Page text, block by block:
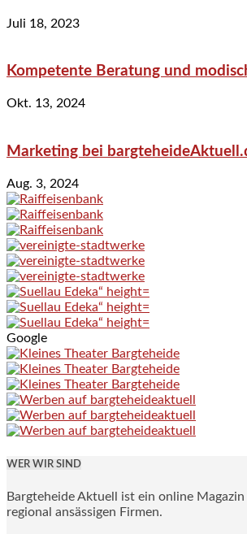
Juli 18, 2023
Kompetente Beratung und
Okt. 13, 2024
Marketing bei
Aug. 3, 2024
Google
WER WIR SIND
Bargteheide Aktuell ist ein online
regional ansässigen Firmen.